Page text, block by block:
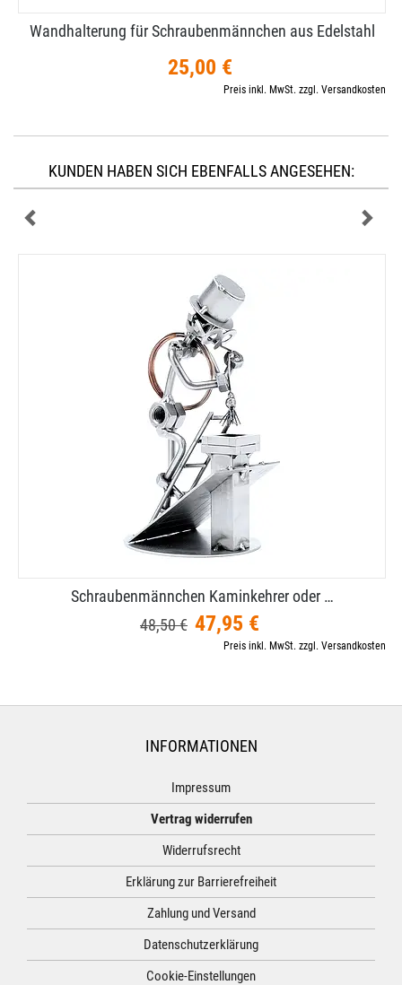
Wandhalterung für Schraubenmännchen aus Edelstahl
25,00 €
Preis inkl. MwSt. zzgl. Versandkosten
KUNDEN HABEN SICH EBENFALLS ANGESEHEN:
Schraubenmännchen Kaminkehrer oder …
48,50 € 47,95 €
Preis inkl. MwSt. zzgl. Versandkosten
INFORMATIONEN
Impressum
Vertrag widerrufen
Widerrufsrecht
Erklärung zur Barrierefreiheit
Zahlung und Versand
Datenschutzerklärung
Cookie-Einstellungen